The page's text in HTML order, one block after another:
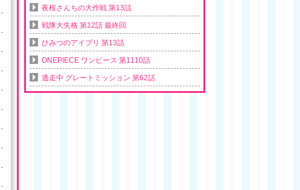
夜桜さんちの大作戦 第13話
戦隊大失格 第12話 最終回
ひみつのアイプリ 第13話
ONEPIECE ワンピース 第1110話
逃走中 グレートミッション 第62話